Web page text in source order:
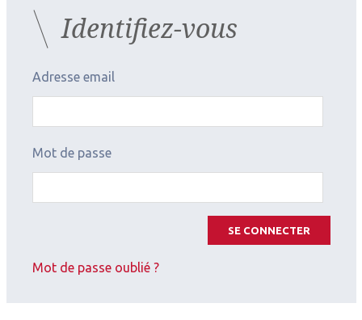
Les Cahiers d'Ophtalmologie n°172 - septembre
Identifiez-vous
Adresse email
Mot de passe
SE CONNECTER
Mot de passe oublié ?